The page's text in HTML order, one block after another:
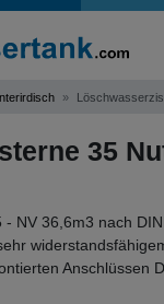
35
NV 36,6m3 nach
Anschlüssen